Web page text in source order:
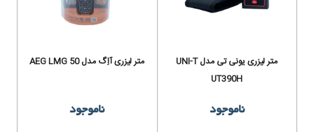
متر لیزری یونی تی مدل UNI-T
UT390H
ناموجود
متر لیزری آاِگ مدل AEG LMG 50
ناموجود